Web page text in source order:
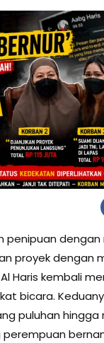
penipuan dengan
proyek dengan
Haris kembali
bicara.
puluhan